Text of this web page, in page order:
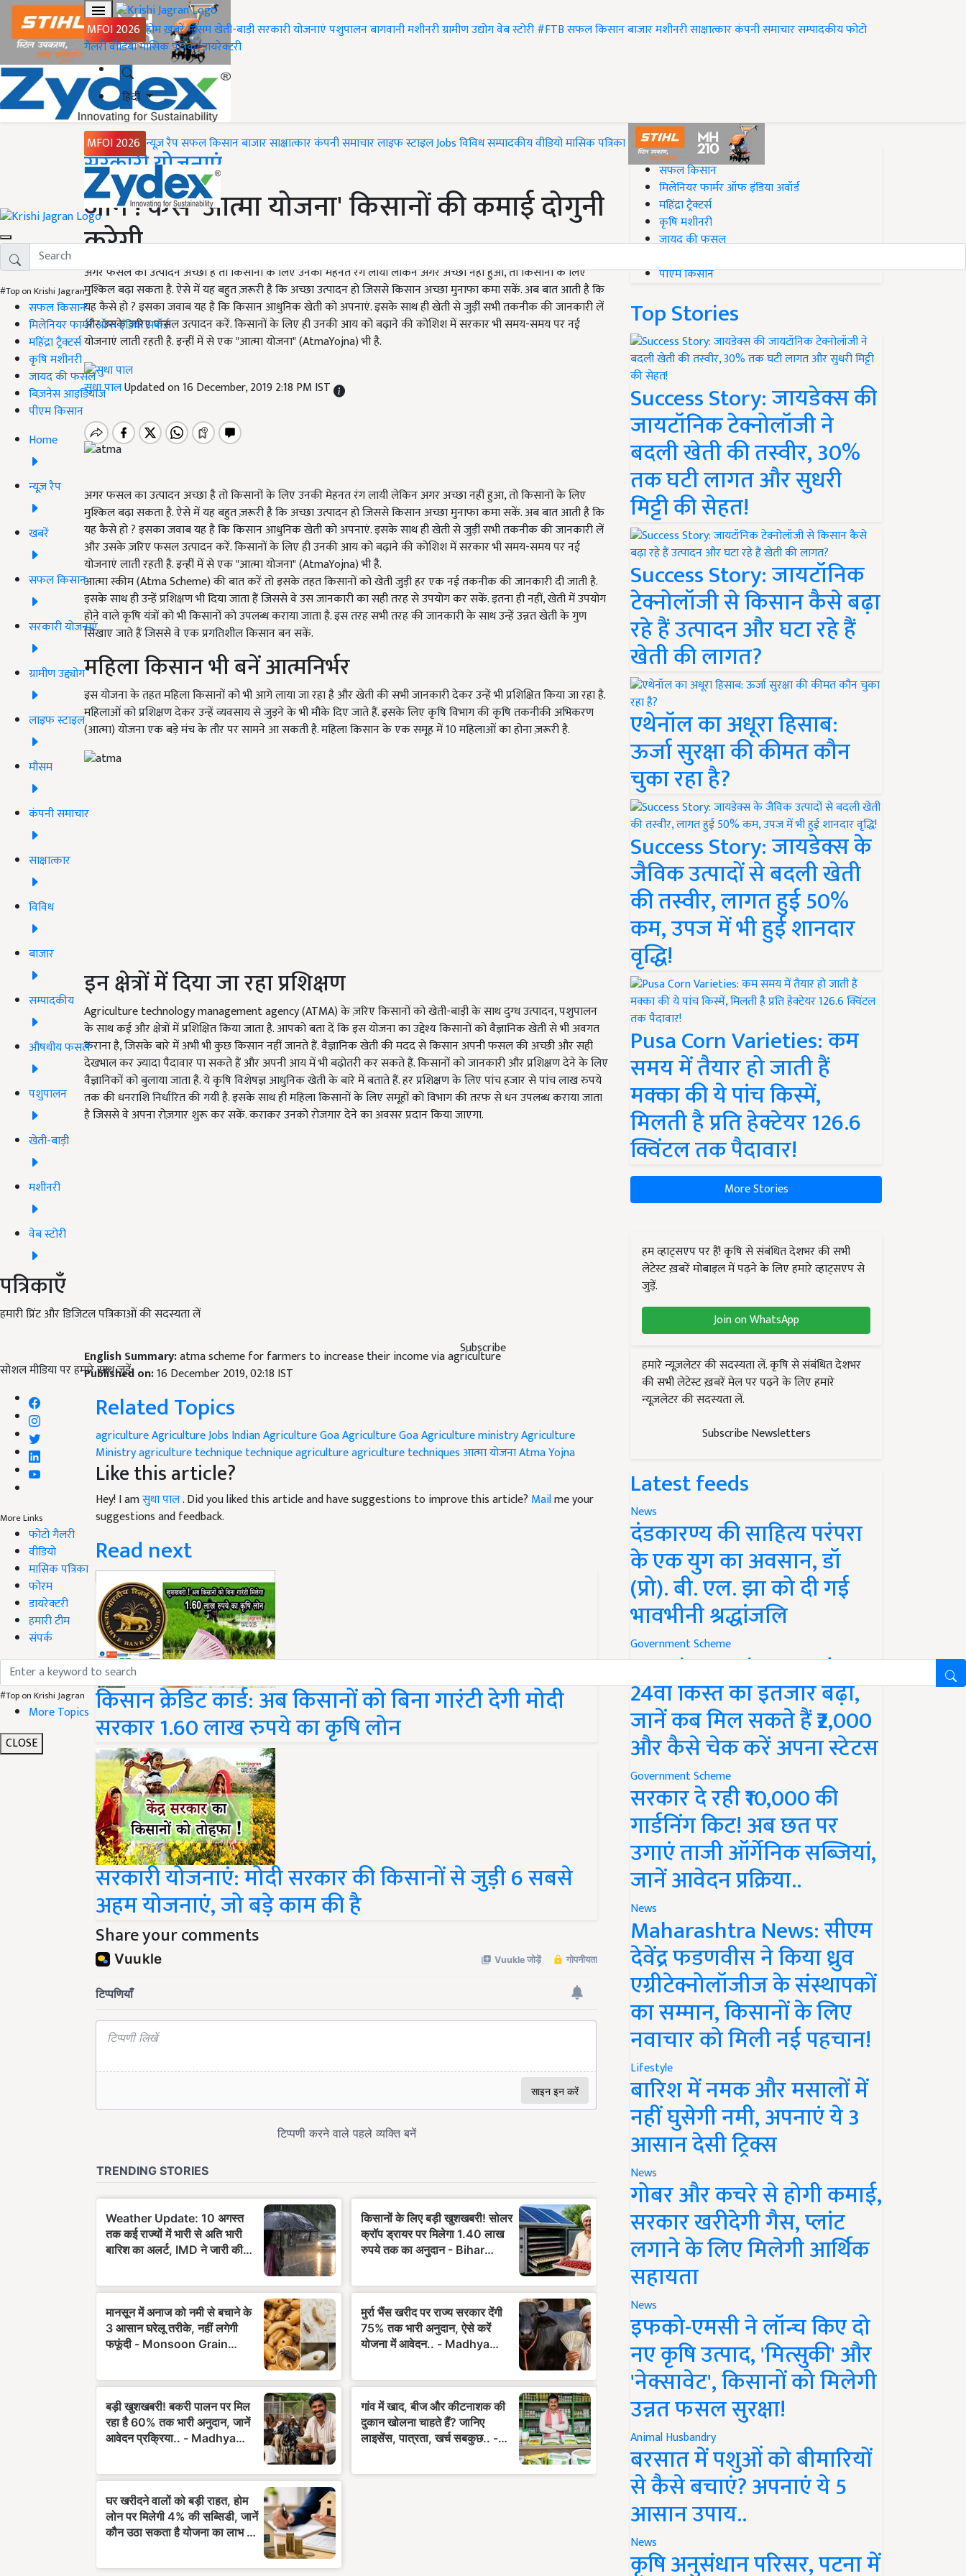
MFOI 2026 होमख़बरेंमौसमखेती-बाड़ीसरकारी योजनाएंपशुपालनबागवानीमशीनरीग्रामीण उद्योगवेब स्टोरी#FTBसफल किसानबाजारमशीनरीसाक्षात्कारकंपनी समाचारसम्पादकीयफोटो
गैलरीवीडियोमासिक पत्रिकाडायरेक्टरी
हिंदी
MFOI 2026 न्यूज़ रैपसफल किसानबाजारसाक्षात्कारकंपनी समाचारलाइफ स्टाइलJobsविविधसम्पादकीयवीडियोमासिक पत्रिका
#Top on Krishi Jagran
सफल किसान
मिलेनियर फार्मर ऑफ इंडिया अवॉर्ड
महिंद्रा ट्रैक्टर्स
कृषि मशीनरी
जायद की फसल
बिज़नेस आइडियाज
पीएम किसान
Home
न्यूज़ रैप
खबरें
सफल किसान
सरकारी योजनाएं
ग्रामीण उद्द्योग
लाइफ स्टाइल
मौसम
कंपनी समाचार
साक्षात्कार
विविध
बाजार
सम्पादकीय
औषधीय फसलें
पशुपालन
खेती-बाड़ी
मशीनरी
वेब स्टोरी
पत्रिकाएँ
हमारी प्रिंट और डिजिटल पत्रिकाओं की सदस्यता लें
Subscribe
सोशल मीडिया पर हमारे साथ जुड़ें:
More Links
फोटो गैलरी
वीडियो
मासिक पत्रिका
फोरम
डायरेक्टरी
हमारी टीम
संपर्क
#Top on Krishi Jagran
More Topics
CLOSE
Home
सरकारी योजनाएं
जानें ! कैसे 'आत्मा योजना' किसानों की कमाई दोगुनी
करेगी
अगर फसल का उत्पादन अच्छा है तो किसानों के लिए उनकी मेहनत रंग लायी लेकिन अगर अच्छा नहीं हुआ, तो किसानों के लिए
मुश्किल बढ़ा सकता है. ऐसे में यह बहुत ज़रूरी है कि अच्छा उत्पादन हो जिससे किसान अच्छा मुनाफा कमा सकें. अब बात आती है कि
यह कैसे हो ? इसका जवाब यह है कि किसान आधुनिक खेती को अपनाएं. इसके साथ ही खेती से जुड़ीं सभी तकनीक की जानकारी लें
और उसके ज़रिए फसल उत्पादन करें. किसानों के लिए ही उनकी आय को बढ़ाने की कोशिश में सरकार भी समय-समय पर नई
योजनाएं लाती रहती है. इन्हीं में से एक "आत्मा योजना" (AtmaYojna) भी है.
सुधा पालUpdated on 16 December, 2019 2:18 PM IST
अगर फसल का उत्पादन अच्छा है तो किसानों के लिए उनकी मेहनत रंग लायी लेकिन अगर अच्छा नहीं हुआ, तो किसानों के लिए
मुश्किल बढ़ा सकता है. ऐसे में यह बहुत ज़रूरी है कि अच्छा उत्पादन हो जिससे किसान अच्छा मुनाफा कमा सकें. अब बात आती है कि
यह कैसे हो ? इसका जवाब यह है कि किसान आधुनिक खेती को अपनाएं. इसके साथ ही खेती से जुड़ीं सभी तकनीक की जानकारी लें
और उसके ज़रिए फसल उत्पादन करें. किसानों के लिए ही उनकी आय को बढ़ाने की कोशिश में सरकार भी समय-समय पर नई
योजनाएं लाती रहती है. इन्हीं में से एक "आत्मा योजना" (AtmaYojna) भी है.
आत्मा स्कीम (Atma Scheme) की बात करें तो इसके तहत किसानों को खेती जुड़ी हर एक नई तकनीक की जानकारी दी जाती है.
इसके साथ ही उन्हें प्रशिक्षण भी दिया जाता हैं जिससे वे उस जानकारी का सही तरह से उपयोग कर सकें. इतना ही नहीं, खेती में उपयोग
होने वाले कृषि यंत्रों को भी किसानों को उपलब्ध कराया जाता है. इस तरह सभी तरह की जानकारी के साथ उन्हें उन्नत खेती के गुण
सिखाए जाते हैं जिससे वे एक प्रगतिशील किसान बन सकें.
महिला किसान भी बनें आत्मनिर्भर
इस योजना के तहत महिला किसानों को भी आगे लाया जा रहा है और खेती की सभी जानकारी देकर उन्हें भी प्रशिक्षित किया जा रहा है.
महिलाओं को प्रशिक्षण देकर उन्हें व्यवसाय से जुड़ने के भी मौके दिए जाते हैं. इसके लिए कृषि विभाग की कृषि तकनीकी अभिकरण
(आत्मा) योजना एक बड़े मंच के तौर पर सामने आ सकती है. महिला किसान के एक समूह में 10 महिलाओं का होना ज़रूरी है.
इन क्षेत्रों में दिया जा रहा प्रशिक्षण
Agriculture technology management agency (ATMA) के ज़रिए किसानों को खेती-बाड़ी के साथ दुग्ध उत्पादन, पशुपालन
के साथ कई और क्षेत्रों में प्रशिक्षित किया जाता है. आपको बता दें कि इस योजना का उद्देश्य किसानों को वैज्ञानिक खेती से भी अवगत
कराना है, जिसके बारे में अभी भी कुछ किसान नहीं जानते हैं. वैज्ञानिक खेती की मदद से किसान अपनी फसल की अच्छी और सही
देखभाल कर ज़्यादा पैदावार पा सकते हैं और अपनी आय में भी बढ़ोतरी कर सकते हैं. किसानों को जानकारी और प्रशिक्षण देने के लिए
वैज्ञानिकों को बुलाया जाता है. ये कृषि विशेषज्ञ आधुनिक खेती के बारे में बताते हैं. हर प्रशिक्षण के लिए पांच हजार से पांच लाख रुपये
तक की धनराशि निर्धारित की गयी है. इसके साथ ही महिला किसानों के लिए समूहों को विभाग की तरफ से धन उपलब्ध कराया जाता
है जिससे वे अपना रोज़गार शुरू कर सकें. कराकर उनको रोजगार देने का अवसर प्रदान किया जाएगा.
English Summary:atma scheme for farmers to increase their income via agriculture
Published on:16 December 2019, 02:18 IST
Related Topics
agricultureAgriculture Jobs Indian AgricultureGoa AgricultureGoa Agriculture ministryAgriculture
Ministryagriculture techniquetechnique agricultureagriculture techniques आत्मा योजनाAtma Yojna
Like this article?
Hey! I amसुधा पाल. Did you liked this article and have suggestions to improve this article? Mailme your
suggestions and feedback.
Read next
किसान क्रेडिट कार्ड: अब किसानों को बिना गारंटी देगी मोदी
सरकार 1.60 लाख रुपये का कृषि लोन
सरकारी योजनाएं: मोदी सरकार की किसानों से जुड़ी 6 सबसे
अहम योजनाएं, जो बड़े काम की है
Share your comments
#Top on Krishi Jagran
सफल किसान
मिलेनियर फार्मर ऑफ इंडिया अवॉर्ड
महिंद्रा ट्रैक्टर्स
कृषि मशीनरी
जायद की फसल
पीएम किसान
Top Stories
Success Story: जायडेक्स की
जायटॉनिक टेक्नोलॉजी ने
बदली खेती की तस्वीर, 30%
तक घटी लागत और सुधरी
मिट्टी की सेहत!
Success Story: जायटॉनिक
टेक्नोलॉजी से किसान कैसे बढ़ा
रहे हैं उत्पादन और घटा रहे हैं
खेती की लागत?
एथेनॉल का अधूरा हिसाब:
ऊर्जा सुरक्षा की कीमत कौन
चुका रहा है?
Success Story: जायडेक्स के
जैविक उत्पादों से बदली खेती
की तस्वीर, लागत हुई 50%
कम, उपज में भी हुई शानदार
वृद्धि!
Pusa Corn Varieties: कम
समय में तैयार हो जाती हैं
मक्का की ये पांच किस्में,
मिलती है प्रति हेक्टेयर 126.6
क्विंटल तक पैदावार!
More Stories
हम व्हाट्सएप पर हैं! कृषि से संबंधित देशभर की सभी
लेटेस्ट ख़बरें मोबाइल में पढ़ने के लिए हमारे व्हाट्सएप से
जुड़ें.
Join on WhatsApp
हमारे न्यूज़लेटर की सदस्यता लें. कृषि से संबंधित देशभर
की सभी लेटेस्ट ख़बरें मेल पर पढ़ने के लिए हमारे
न्यूज़लेटर की सदस्यता लें.
Subscribe Newsletters
Latest feeds
News
दंडकारण्य की साहित्य परंपरा
के एक युग का अवसान, डॉ
(प्रो). बी. एल. झा को दी गई
भावभीनी श्रद्धांजलि
Government Scheme
PM Kisan Yojana Update:
24वीं किस्त का इंतजार बढ़ा,
जानें कब मिल सकते हैं ₹2,000
और कैसे चेक करें अपना स्टेटस
Government Scheme
सरकार दे रही ₹10,000 की
गार्डनिंग किट! अब छत पर
उगाएं ताजी ऑर्गेनिक सब्जियां,
जानें आवेदन प्रक्रिया..
News
Maharashtra News: सीएम
देवेंद्र फडणवीस ने किया ध्रुव
एग्रीटेक्नोलॉजीज के संस्थापकों
का सम्मान, किसानों के लिए
नवाचार को मिली नई पहचान!
Lifestyle
बारिश में नमक और मसालों में
नहीं घुसेगी नमी, अपनाएं ये 3
आसान देसी ट्रिक्स
News
गोबर और कचरे से होगी कमाई,
सरकार खरीदेगी गैस, प्लांट
लगाने के लिए मिलेगी आर्थिक
सहायता
News
इफको-एमसी ने लॉन्च किए दो
नए कृषि उत्पाद, 'मित्सुकी' और
'नेक्सावेट', किसानों को मिलेगी
उन्नत फसल सुरक्षा!
Animal Husbandry
बरसात में पशुओं को बीमारियों
से कैसे बचाएं? अपनाएं ये 5
आसान उपाय..
News
कृषि अनुसंधान परिसर, पटना में